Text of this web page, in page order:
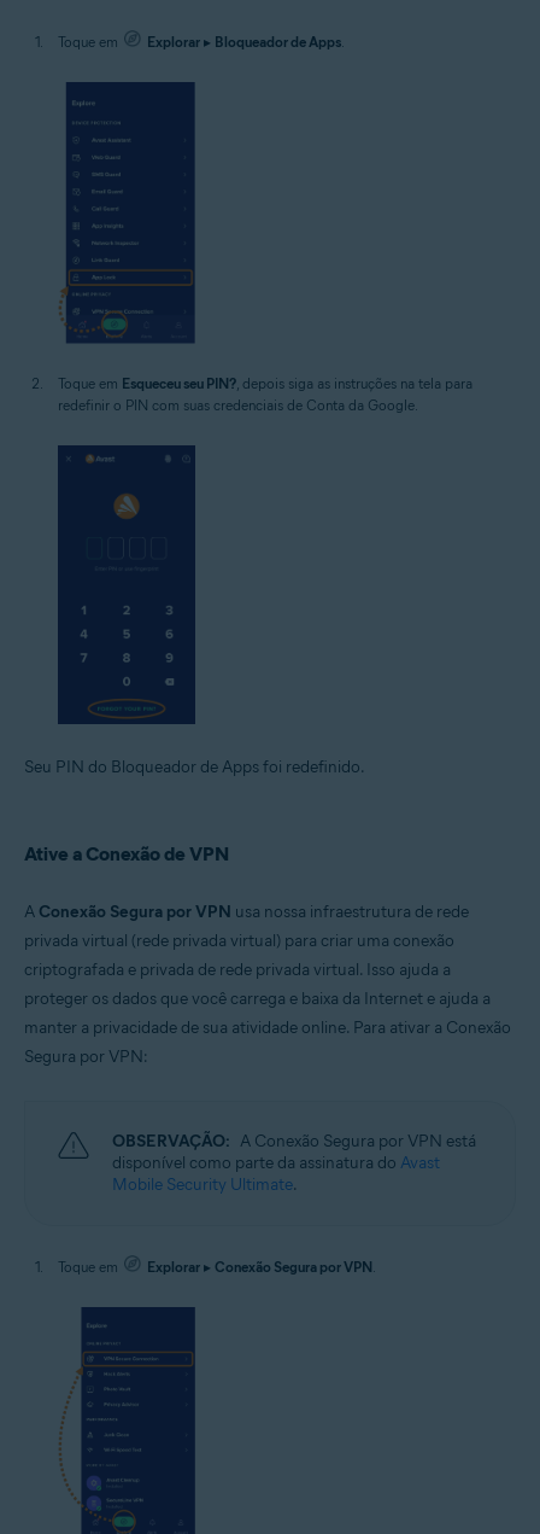
Toque em Explorar ▸ Bloqueador de Apps
Toque em Esqueceu seu PIN?, depois siga as instruções na tela para
redefinir o PIN com suas credenciais de Conta da Google.
Seu PIN do Bloqueador de Apps foi redefinido.
Ative a Conexão de VPN
A Conexão Segura por VPN usa nossa infraestrutura de rede
privada virtual (rede privada virtual) para criar uma conexão
criptografada e privada de rede privada virtual. Isso ajuda a
proteger os dados que você carrega e baixa da Internet e ajuda a
manter a privacidade de sua atividade online. Para ativar a Conexão
Segura por VPN:
OBSERVAÇÃO: A Conexão Segura por VPN está
disponível como parte da assinatura do Avast
Mobile Security Ultimate.
Toque em Explorar ▸ Conexão Segura por VPN.